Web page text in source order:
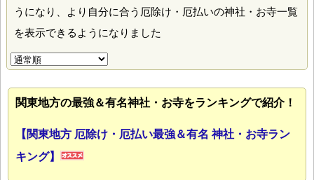
うになり、より自分に合う厄除け・厄払いの神社・お寺一覧
を表示できるようになりました
関東地方の最強＆有名神社・お寺をランキングで紹介！
【関東地方 厄除け・厄払い最強＆有名 神社・お寺ラン
キング】